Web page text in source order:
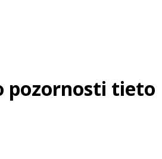
pozornosti tieto